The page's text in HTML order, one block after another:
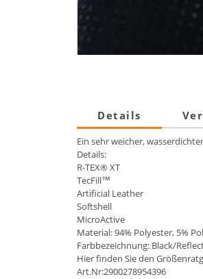
Details
Ein sehr weicher,
Details:
R-TEX® XT
TecFill™
Artificial Leather
Softshell
MicroActive
Material: 94% Polyester, 5%
Farbbezeichnung: Black/
Hier finden Sie den
Art.Nr:2900278954396